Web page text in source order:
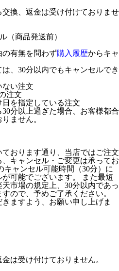
換、返金は受け付けておりませ
（商品発送前）
の有無を問わず購入履歴からキャ
、30分以内でもキャンセルでき
ない注文
注文
日を指定している注文
分以上過ぎた場合、お客様都合
ません。
おります通り、当店ではご注文
キャンセル・ご変更は承ってお
キャンセル可能時間（30分）に
可能でございます。 また最短
市場の規定上、30分以内であっ
ので、予めご了承ください。
ますよう、お願い申し上げま
は受け付けておりません。